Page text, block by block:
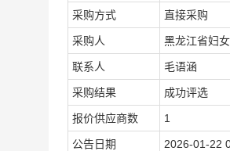
采购方式 直接采购
采购人 黑龙江省妇
联系人 毛语涵
采购结果 成功评选
报价供应商数 1
公告日期 2026-01-22